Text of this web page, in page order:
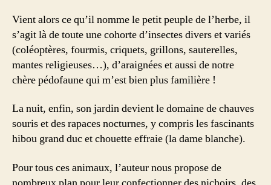
Vient alors ce qu’il nomme le petit peuple de l’herbe, il
s’agit là de toute une cohorte d’insectes divers et variés
(coléoptères, fourmis, criquets, grillons, sauterelles,
mantes religieuses…), d’araignées et aussi de notre
chère pédofaune qui m’est bien plus familière !
La nuit, enfin, son jardin devient le domaine de chauves
souris et des rapaces nocturnes, y compris les fascinants
hibou grand duc et chouette effraie (la dame blanche).
Pour tous ces animaux, l’auteur nous propose de